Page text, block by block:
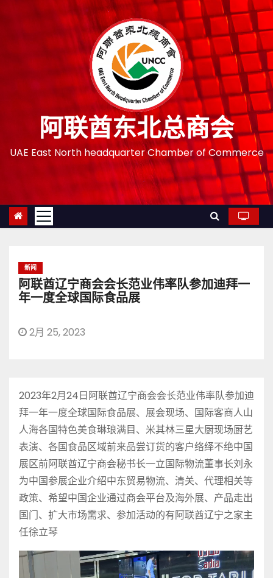
阿联酋东北总商会
UAE East North headquarter Chamber of Commerce
新闻
阿联酋辽宁商会会长范业伟率队参加迪拜一
年一度全球国际食品展
2月 25, 2023
2023年2月24日阿联酋辽宁商会会长范业伟率队参加迪
拜一年一度全球国际食品展、展会现场、国际客商人山
人海各国特色美食琳琅满目、米其林三星大厨现场厨艺
表演、各国食品区域前来品尝订货的客户络绎不绝中国
展区前阿联酋辽宁商会秘书长一立国际物流董事长刘永
为中国参展企业介绍中东贸易物流、清关、代理相关等
政策、希望中国企业通过商会平台及海外展、产品走出
国门、扩大市场需求、参加活动的有阿联酋辽宁之家主
任徐立琴
视